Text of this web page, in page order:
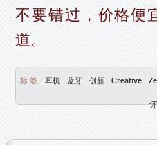
不要错过，价格便
道。
标 签：耳机 蓝牙 创新 Creative